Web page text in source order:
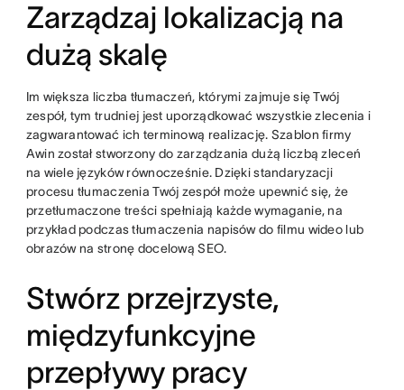
Zarządzaj lokalizacją na
dużą skalę
Im większa liczba tłumaczeń, którymi zajmuje się Twój
zespół, tym trudniej jest uporządkować wszystkie zlecenia i
zagwarantować ich terminową realizację. Szablon firmy
Awin został stworzony do zarządzania dużą liczbą zleceń
na wiele języków równocześnie. Dzięki standaryzacji
procesu tłumaczenia Twój zespół może upewnić się, że
przetłumaczone treści spełniają każde wymaganie, na
przykład podczas tłumaczenia napisów do filmu wideo lub
obrazów na stronę docelową SEO.
Stwórz przejrzyste,
międzyfunkcyjne
przepływy pracy